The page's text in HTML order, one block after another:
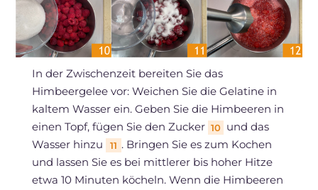
In der Zwischenzeit bereiten Sie das
Himbeergelee vor: Weichen Sie die Gelatine in
kaltem Wasser ein. Geben Sie die Himbeeren in
einen Topf, fügen Sie den Zucker 10 und das
Wasser hinzu
11 . Bringen Sie es zum Kochen
und lassen Sie es bei mittlerer bis hoher Hitze
etwa 10 Minuten köcheln. Wenn die Himbeeren